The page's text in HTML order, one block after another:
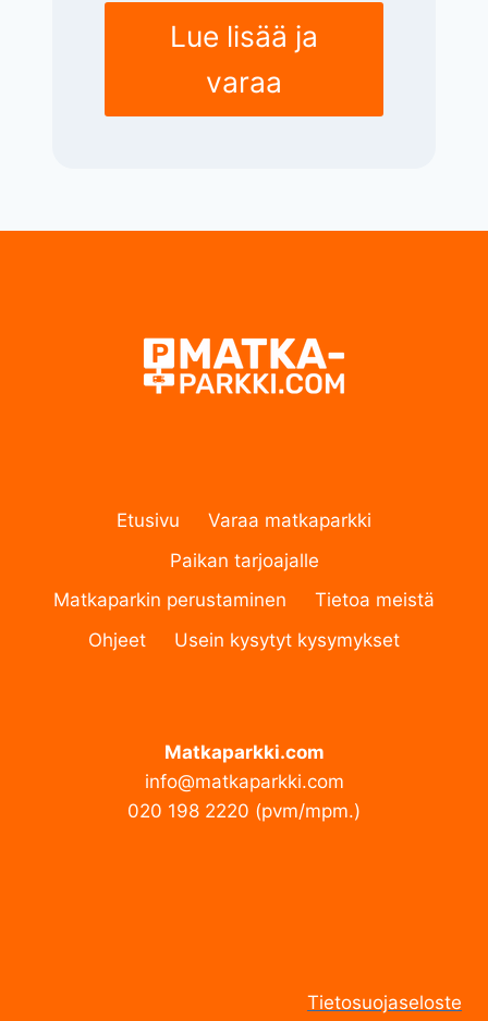
Lue lisää ja
varaa
Etusivu
Varaa matkaparkki
Paikan tarjoajalle
Matkaparkin perustaminen
Tietoa meistä
Ohjeet
Usein kysytyt kysymykset
Matkaparkki.com
info@matkaparkki.com
020 198 2220 (pvm/mpm.)
Tietosuojaseloste